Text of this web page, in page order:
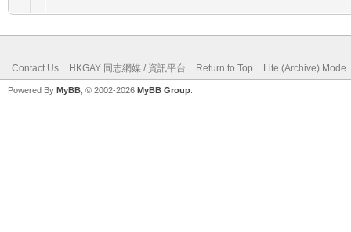
Contact Us HKGAY 同志網媒 / 資訊平台 Return to Top Lite (Archive) Mode
Powered By MyBB , © 2002-2026 MyBB Group